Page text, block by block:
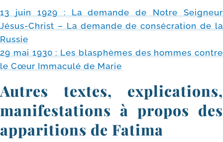
13 juin 1929 : La demande de Notre Seigneur
Jésus-​Christ – La demande de consé­cra­tion de la
Russie
29 mai 1930 : Les blas­phèmes des hommes contre
le Cœur Immaculé de Marie
Autres textes, explications,
manifestations à propos des
apparitions de Fatima